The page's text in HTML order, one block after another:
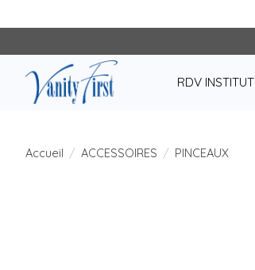
RDV INSTITUT
Accueil / ACCESSOIRES / PINCEAUX